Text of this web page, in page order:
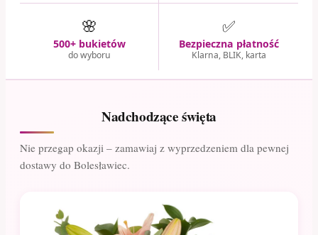
🌸
500+ bukietów
do wyboru
✅
Bezpieczna płatność
Klarna, BLIK, karta
Nadchodzące święta
Nie przegap okazji – zamawiaj z wyprzedzeniem dla pewnej
dostawy do Bolesławiec.